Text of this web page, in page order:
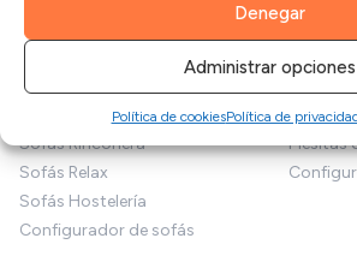
Denegar
Administrar opciones
Política de cookiesPolítica de
Sillones
Sofás Cama
Sofás Rinconera
Sofás Relax
Sofás Hostelería
Configurador de sofás
Mesitas